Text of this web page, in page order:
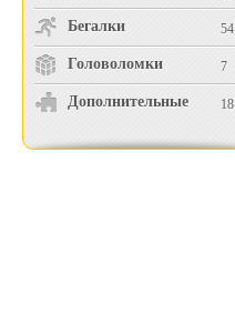
Бегалки 54
Головоломки 7
Дополнительные 18